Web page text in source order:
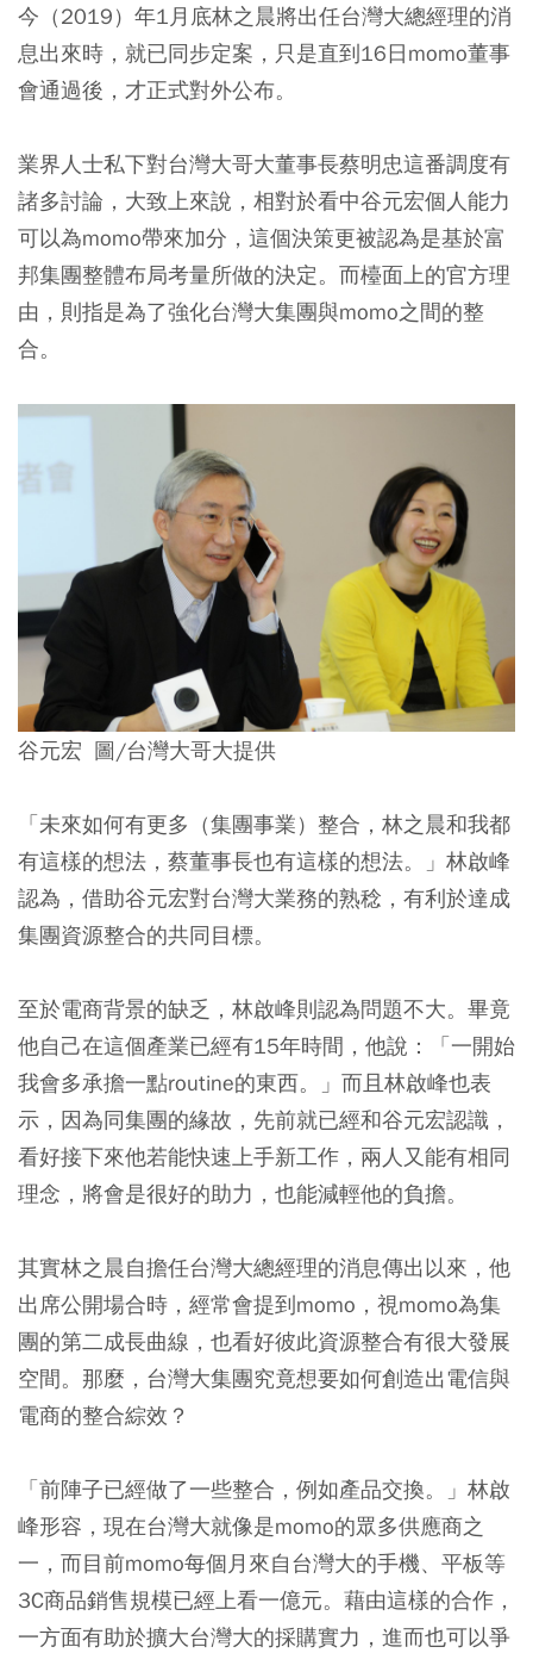
今（2019）年1月底林之晨將出任台灣大總經理的消
息出來時，就已同步定案，只是直到16日momo董事
會通過後，才正式對外公布。
業界人士私下對台灣大哥大董事長蔡明忠這番調度有
諸多討論，大致上來說，相對於看中谷元宏個人能力
可以為momo帶來加分，這個決策更被認為是基於富
邦集團整體布局考量所做的決定。而檯面上的官方理
由，則指是為了強化台灣大集團與momo之間的整
合。
谷元宏 圖/台灣大哥大提供
「未來如何有更多（集團事業）整合，林之晨和我都
有這樣的想法，蔡董事長也有這樣的想法。」林啟峰
認為，借助谷元宏對台灣大業務的熟稔，有利於達成
集團資源整合的共同目標。
至於電商背景的缺乏，林啟峰則認為問題不大。畢竟
他自己在這個產業已經有15年時間，他說：「一開始
我會多承擔一點routine的東西。」而且林啟峰也表
示，因為同集團的緣故，先前就已經和谷元宏認識，
看好接下來他若能快速上手新工作，兩人又能有相同
理念，將會是很好的助力，也能減輕他的負擔。
其實林之晨自擔任台灣大總經理的消息傳出以來，他
出席公開場合時，經常會提到momo，視momo為集
團的第二成長曲線，也看好彼此資源整合有很大發展
空間。那麼，台灣大集團究竟想要如何創造出電信與
電商的整合綜效？
「前陣子已經做了一些整合，例如產品交換。」林啟
峰形容，現在台灣大就像是momo的眾多供應商之
一，而目前momo每個月來自台灣大的手機、平板等
3C商品銷售規模已經上看一億元。藉由這樣的合作，
一方面有助於擴大台灣大的採購實力，進而也可以爭